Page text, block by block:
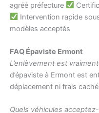
agréé préfecture
Intervention rapide
modèles acceptés
FAQ Épaviste Ermont
L’enlèvement est
d’épaviste à Ermont est
déplacement ni frais
Quels véhicules